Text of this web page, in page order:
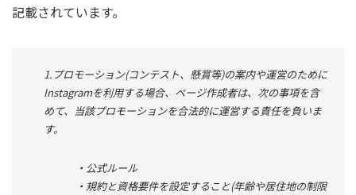
記載されています。
1.プロモーション(コンテスト、懸賞等)の案内や運営のために
Instagramを利用する場合、ページ作成者は、次の事項を含
めて、当該プロモーションを合法的に運営する責任を負いま
す。
・公式ルール
・規約と資格要件を設定すること(年齢や居住地の制限